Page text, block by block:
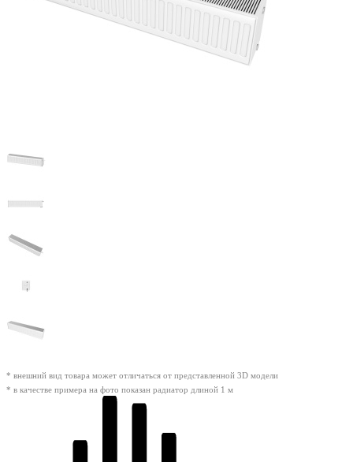
* внешний вид товара может отличаться от представленной 3D модели
* в качестве примера на фото показан радиатор длиной 1 м